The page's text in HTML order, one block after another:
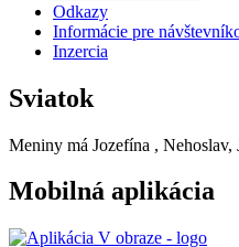
Odkazy
Informácie pre
Inzercia
Sviatok
Meniny má Jozefína , Nehoslav,
Mobilná aplikácia